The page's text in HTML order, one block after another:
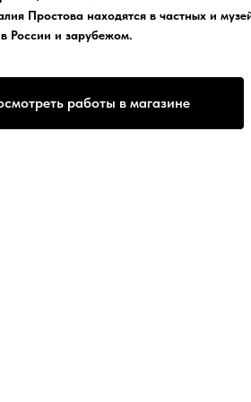
Простова находятся в частных и
России и зарубежом.
работы в магазине